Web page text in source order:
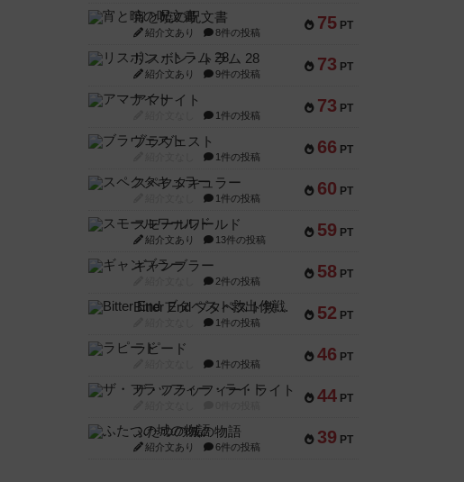
75 PT
宵と暁の呪文書
紹介文あり 8件の投稿
73 PT
リスボン・トラム 28
紹介文あり 9件の投稿
73 PT
アマナイト
1件の投稿
66 PT
ブラヴェスト
1件の投稿
60 PT
スペクタキュラー
1件の投稿
59 PT
スモールワールド
紹介文あり 13件の投稿
58 PT
ギャンブラー
2件の投稿
52 PT
Bitter End ブタペスト救出作戦
1件の投稿
46 PT
ラピード
1件の投稿
44 PT
ザ・フラッフィー・ライト
39 PT
ふたつの城の物語
紹介文あり 6件の投稿